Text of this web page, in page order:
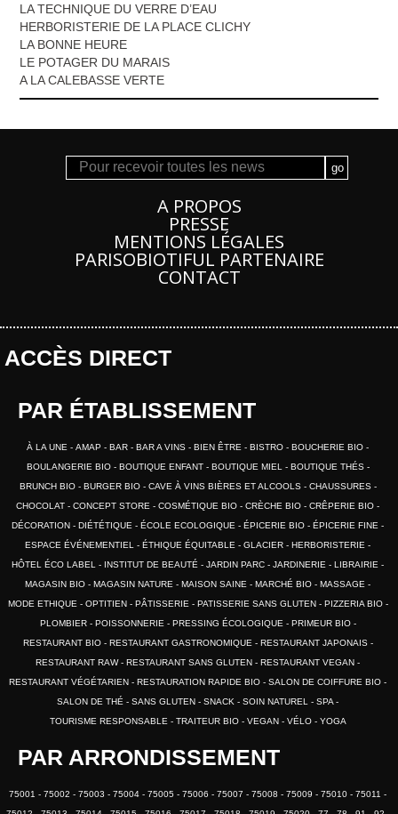
LA TECHNIQUE DU VERRE D’EAU
HERBORISTERIE DE LA PLACE CLICHY
LA BONNE HEURE
LE POTAGER DU MARAIS
A LA CALEBASSE VERTE
A PROPOS
PRESSE
MENTIONS LÉGALES
PARISOBIOTIFUL PARTENAIRE
CONTACT
ACCÈS DIRECT
PAR ÉTABLISSEMENT
À LA UNE AMAP BAR BAR A VINS BIEN ÊTRE BISTRO
BOUCHERIE BIO
BOULANGERIE BIO
BOUTIQUE ENFANT BOUTIQUE MIEL
BOUTIQUE THÉS
BRUNCH BIO
BURGER BIO CAVE À VINS BIÈRES ET ALCOOLS
CHAUSSURES
CHOCOLAT
CONCEPT STORE COSMÉTIQUE BIO CRÈCHE BIO
CRÊPERIE BIO
DÉCORATION
DIÉTÉTIQUE ÉCOLE ECOLOGIQUE ÉPICERIE BIO
ÉPICERIE FINE
ESPACE ÉVÉNEMENTIEL
ÉTHIQUE ÉQUITABLE GLACIER
HERBORISTERIE
HÔTEL ÉCO LABEL
INSTITUT DE BEAUTÉ JARDIN PARC JARDINERIE
LIBRAIRIE
MAGASIN BIO
MAGASIN NATURE MAISON SAINE MARCHÉ BIO
MASSAGE
MODE ETHIQUE
OPTITIEN PÂTISSERIE PATISSERIE SANS GLUTEN
PIZZERIA BIO
PLOMBIER
POISSONNERIE PRESSING ÉCOLOGIQUE
PRIMEUR BIO
RESTAURANT BIO
RESTAURANT GASTRONOMIQUE
RESTAURANT JAPONAIS
RESTAURANT RAW
RESTAURANT SANS GLUTEN
RESTAURANT VEGAN
RESTAURANT VÉGÉTARIEN
RESTAURATION RAPIDE BIO
SALON DE COIFFURE BIO
SALON DE THÉ
SANS GLUTEN SNACK SOIN NATUREL
SPA
TOURISME RESPONSABLE
TRAITEUR BIO VEGAN VÉLO YOGA
PAR ARRONDISSEMENT
75001 75002 75003 75004 75005 75006 75007 75008 75009 75010
75011